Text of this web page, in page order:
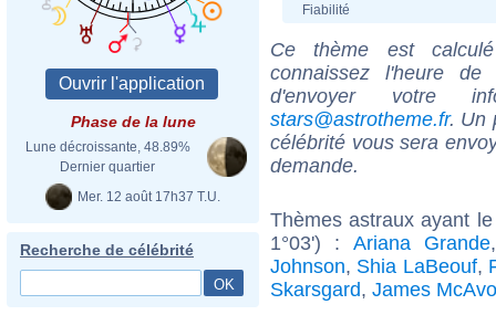
Phase de la lune
Lune décroissante, 48.89%
Dernier quartier
Mer. 12 août 17h37 T.U.
Recherche de célébrité
Fiabilité
Ce thème est
connaissez l'heure
d'envoyer votre
stars@astrotheme.fr. Un
célébrité vous sera
demande.
Thèmes astraux ayant
1°03') : Ariana Grande
Johnson, Shia LaBeouf,
Skarsgard, James